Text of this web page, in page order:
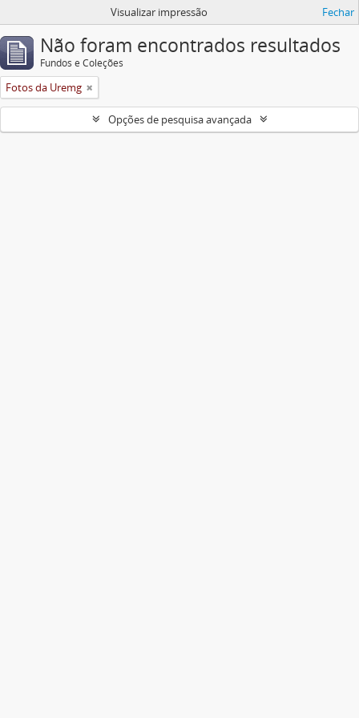
Visualizar impressão Fechar
Não foram encontrados resultados
Fundos e Coleções
Fotos da Uremg
Opções de pesquisa avançada